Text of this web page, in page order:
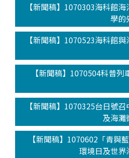
【新聞稿】1070303海科館
學的
【新聞稿】1070523海科館
【新聞稿】1070504科普
【新聞稿】1070325台日號
及海灘
【新聞稿】1070602「青與
環境日及世界